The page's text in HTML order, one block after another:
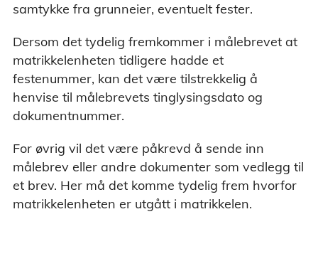
samtykke fra grunneier, eventuelt fester.
Dersom det tydelig fremkommer i målebrevet at
matrikkelenheten tidligere hadde et
festenummer, kan det være tilstrekkelig å
henvise til målebrevets tinglysingsdato og
dokumentnummer.
For øvrig vil det være påkrevd å sende inn
målebrev eller andre dokumenter som vedlegg til
et brev. Her må det komme tydelig frem hvorfor
matrikkelenheten er utgått i matrikkelen.